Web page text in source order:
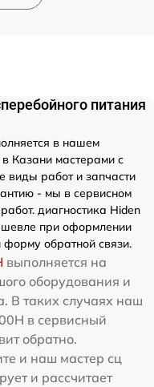
питания
в нашем
Казани мастерами с
виды работ и запчасти
- мы в сервисном
диагностика Hiden
при оформлении
форму обратной связи.
выполняется на
оборудования и
В таких случаях наш
в сервисный
обратно.
и наш мастер сц
и рассчитает